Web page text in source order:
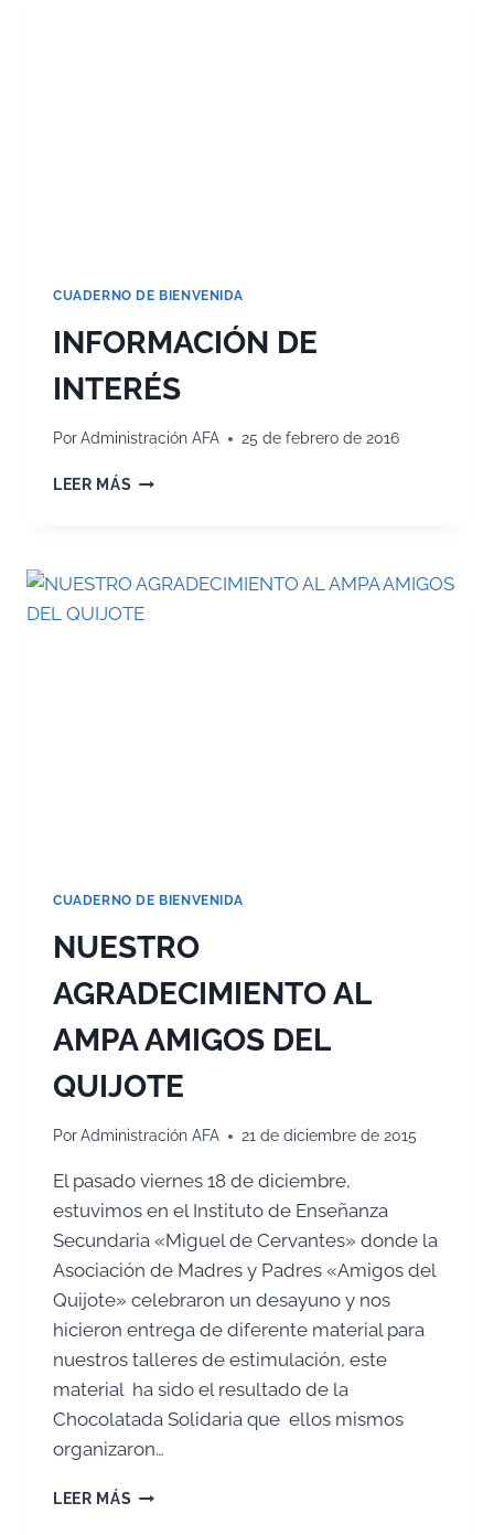
CUADERNO DE BIENVENIDA
INFORMACIÓN DE
INTERÉS
PorAdministración AFA 25 de febrero de 2016
LEER MÁS INFORMACIÓN
CUADERNO DE BIENVENIDA
NUESTRO
AGRADECIMIENTO AL
AMPA AMIGOS DEL
QUIJOTE
PorAdministración AFA 21 de diciembre de 2015
El pasado viernes 18 de diciembre,
estuvimos en el Instituto de Enseñanza
Secundaria «Miguel de Cervantes» donde la
Asociación de Madres y Padres «Amigos del
Quijote» celebraron un desayuno y nos
hicieron entrega de diferente material para
nuestros talleres de estimulación, este
material ha sido el resultado de la
Chocolatada Solidaria que ellos mismos
organizaron…
LEER MÁS NUESTRO